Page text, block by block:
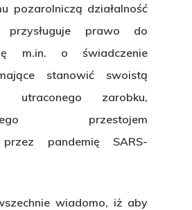
or ESC to close
pozarolniczą działalność
przysługuje prawo do
m.in. o świadczenie
stanowić swoistą
utraconego zarobku,
przestojem
przez pandemię SARS-
wiadomo, iż aby